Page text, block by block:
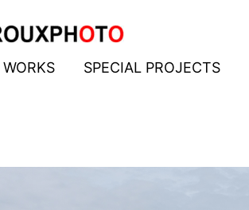
WORKS SPECIAL PROJECTS